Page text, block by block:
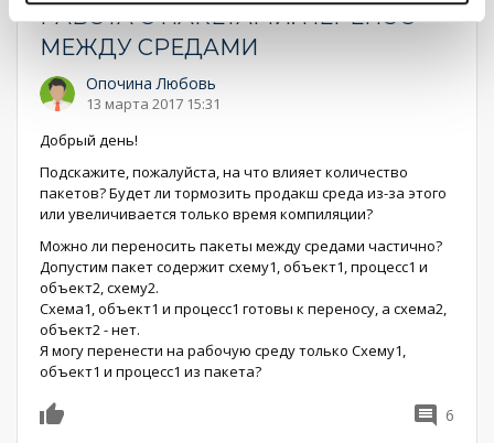
РАБОТА С ПАКЕТАМИ. ПЕРЕНОС
МЕЖДУ СРЕДАМИ
Опочина Любовь
13 марта 2017 15:31
Добрый день!
Подскажите, пожалуйста, на что влияет количество
пакетов? Будет ли тормозить продакш среда из-за этого
или увеличивается только время компиляции?
Можно ли переносить пакеты между средами частично?
Допустим пакет содержит схему1, объект1, процесс1 и
объект2, схему2.
Схема1, объект1 и процесс1 готовы к переносу, а схема2,
объект2 - нет.
Я могу перенести на рабочую среду только Схему1,
объект1 и процесс1 из пакета?
6